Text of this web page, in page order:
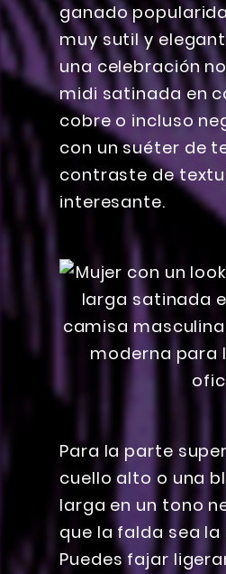
ganado
muy sutil y
una celebración
midi satinada en
cobre o incluso
con un suéter de
contraste de
interesante.
Para la parte
cuello alto o una
larga en un tono
que la falda sea
Puedes fajar